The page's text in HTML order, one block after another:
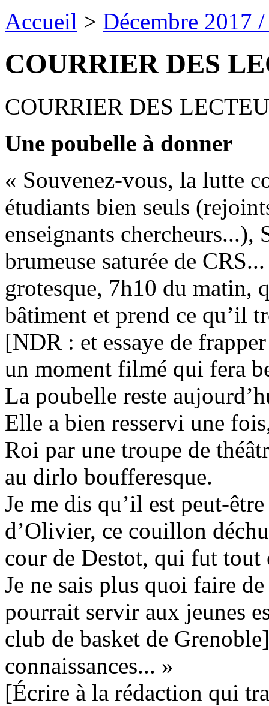
Accueil > Décembre 2017
COURRIER DES
COURRIER DES
Une poubelle à donner
« Souvenez-vous, la lutte
étudiants bien seuls
enseignants chercheurs...),
brumeuse saturée de
grotesque, 7h10 du matin,
bâtiment et prend ce qu’il
[NDR : et essaye de
un moment filmé qui fera
La poubelle reste
Elle a bien resservi une
Roi par une troupe de
au dirlo boufferesque.
Je me dis qu’il est peut-
d’Olivier, ce couillon
cour de Destot, qui fut tout
Je ne sais plus quoi faire
pourrait servir aux jeunes
club de basket de
connaissances... »
[Écrire à la rédaction qui